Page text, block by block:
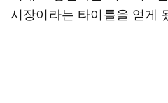
시장이라는 타이틀을 얻게